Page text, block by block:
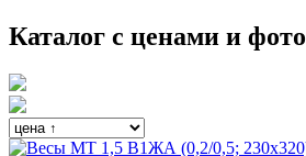
Каталог с ценами и фото